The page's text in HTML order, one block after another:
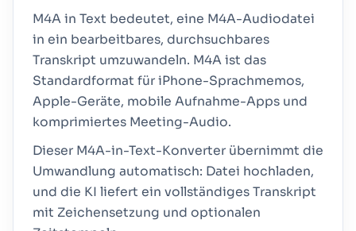
M4A in Text bedeutet, eine M4A-Audiodatei
in ein bearbeitbares, durchsuchbares
Transkript umzuwandeln. M4A ist das
Standardformat für iPhone-Sprachmemos,
Apple-Geräte, mobile Aufnahme-Apps und
komprimiertes Meeting-Audio.
Dieser M4A-in-Text-Konverter übernimmt die
Umwandlung automatisch: Datei hochladen,
und die KI liefert ein vollständiges Transkript
mit Zeichensetzung und optionalen